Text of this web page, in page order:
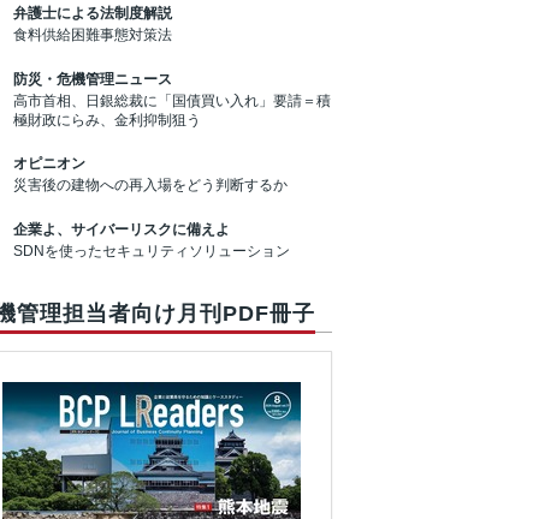
弁護士による法制度解説
食料供給困難事態対策法
防災・危機管理ニュース
高市首相、日銀総裁に「国債買い入れ」要請＝積
極財政にらみ、金利抑制狙う
オピニオン
災害後の建物への再入場をどう判断するか
企業よ、サイバーリスクに備えよ
SDNを使ったセキュリティソリューション
管理担当者向け月刊PDF冊子